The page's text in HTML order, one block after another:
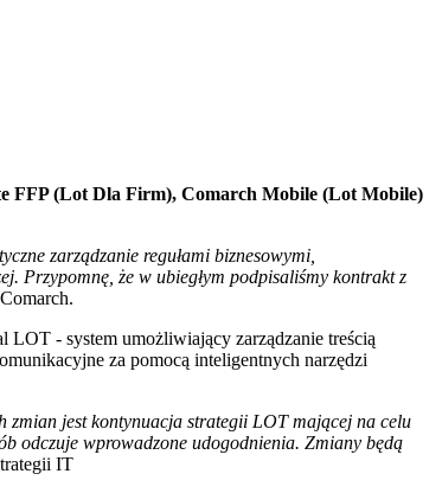
FFP (Lot Dla Firm), Comarch Mobile (Lot Mobile)
zarządzanie regułami biznesowymi,
Przypomnę, że w ubiegłym podpisaliśmy kontrakt z
LOT - system umożliwiający zarządzanie treścią
za pomocą inteligentnych narzędzi
zmian jest kontynuacja strategii LOT mającej na celu
odczuje wprowadzone udogodnienia. Zmiany będą
IT